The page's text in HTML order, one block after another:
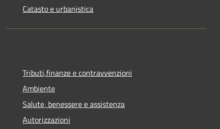
Catasto e urbanistica
Tributi,finanze e contravvenzioni
Ambiente
Salute, benessere e assistenza
Autorizzazioni